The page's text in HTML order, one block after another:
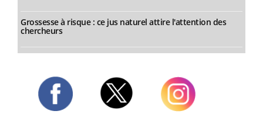
Grossesse à risque : ce jus naturel attire l'attention des
chercheurs